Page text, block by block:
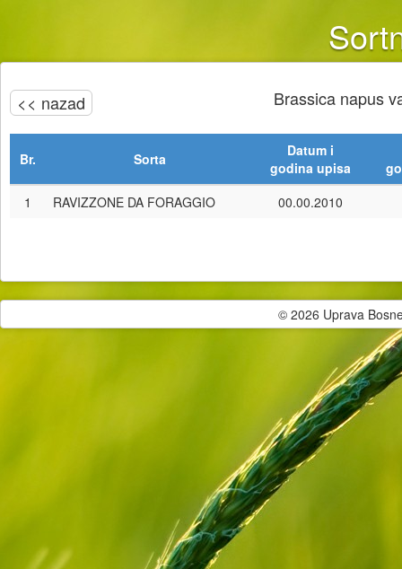
<< nazad Brassica napus
Br. Sorta
Datum i
godina upisa
1
RAVIZZONE DA FORAGGIO 00.00.2010
© 2026 Uprava